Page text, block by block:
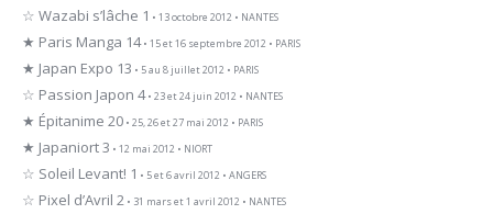
☆ Wazabi s’lâche 1 • 13 octobre 2012 • NANTES
★ Paris Manga 14• 15 et 16 septembre 2012 • PARIS
★ Japan Expo 13 • 5 au 8 juillet 2012 • PARIS
☆ Passion Japon 4• 23 et 24 juin 2012 • NANTES
★ Épitanime 20 • 25, 26 et 27 mai 2012 • PARIS
★ Japaniort 3 • 12 mai 2012 • NIORT
☆ Soleil Levant! 1 • 5 et 6 avril 2012 • ANGERS
☆ Pixel d’Avril 2 • 31 mars et 1 avril 2012 • NANTES